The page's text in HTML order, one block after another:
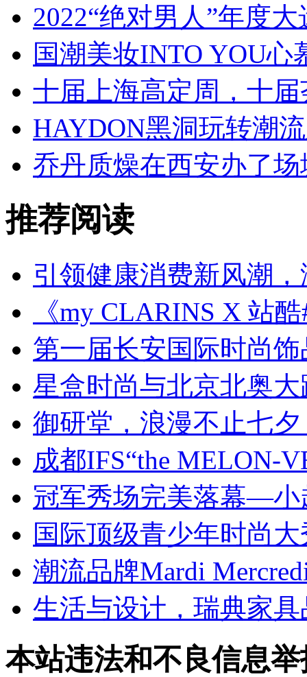
2022“绝对男人”年度
国潮美妆INTO YOU心
十届上海高定周，十
HAYDON黑洞玩转潮
乔丹质燥在西安办了
推荐阅读
引领健康消费新风潮
《my CLARINS X 站
第一届长安国际时尚
星盒时尚与北京北奥
御研堂，浪漫不止七
成都IFS“the MELON-
冠军秀场完美落幕—小
国际顶级青少年时尚
潮流品牌Mardi
生活与设计，瑞典家
本站违法和不良信息